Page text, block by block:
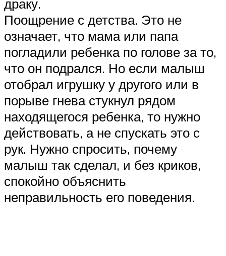
драку.
Поощрение с детства. Это не
означает, что мама или папа
погладили ребенка по голове за то,
что он подрался. Но если малыш
отобрал игрушку у другого или в
порыве гнева стукнул рядом
находящегося ребенка, то нужно
действовать, а не спускать это с
рук. Нужно спросить, почему
малыш так сделал, и без криков,
спокойно объяснить
неправильность его поведения.